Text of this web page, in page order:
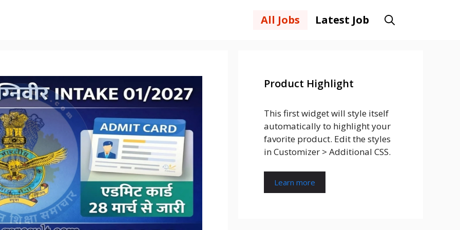
All Jobs Latest Job
Product Highlight
This first widget will style itself
automatically to highlight your
favorite product. Edit the styles
in Customizer > Additional CSS.
Learn more